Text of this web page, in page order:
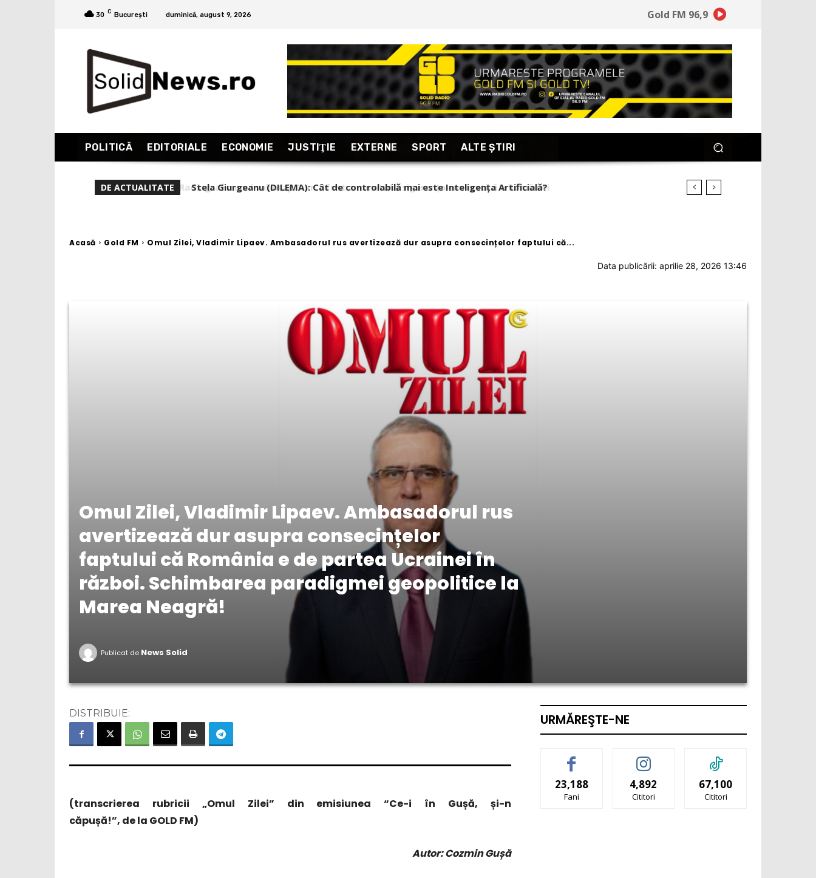
30 C București duminică, august 9, 2026 Gold FM 96,9
POLITICĂ EDITORIALE ECONOMIE JUSTIŢIE EXTERNE SPORT ALTE ŞTIRI
DE ACTUALITATE Stela Giurgeanu (DILEMA): Cât de controlabilă mai este Inteligența Artificială?
Acasă Gold FM Omul Zilei, Vladimir Lipaev. Ambasadorul rus avertizează dur asupra consecințelor faptului că...
Data publicării: aprilie 28, 2026 13:46
Omul Zilei, Vladimir Lipaev. Ambasadorul rus
avertizează dur asupra consecințelor
faptului că România e de partea Ucrainei în
război. Schimbarea paradigmei geopolitice la
Marea Neagră!
Publicat de News Solid
DISTRIBUIE:
(transcrierea rubricii „Omul Zilei” din emisiunea “Ce-i în Gușă, și-n
căpușă!”, de la GOLD FM)
Autor: Cozmin Gușă
URMĂREŞTE-NE
23,188
Fani
4,892
Cititori
67,100
Cititori